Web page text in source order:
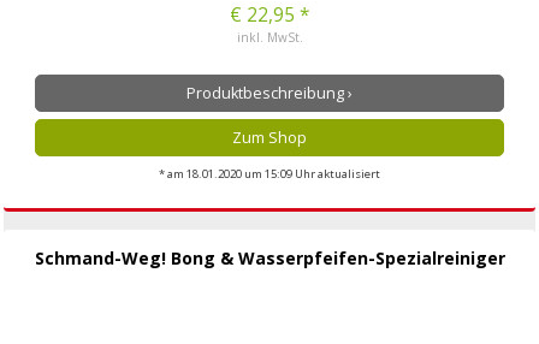
€ 22,95 *
inkl. MwSt.
Produktbeschreibung ›
Zum Shop
* am 18.01.2020 um 15:09 Uhr aktualisiert
Schmand-Weg! Bong & Wasserpfeifen-Spezialreiniger